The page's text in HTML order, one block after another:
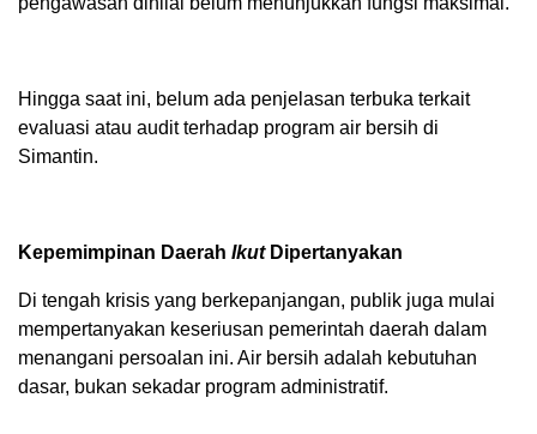
Hingga saat ini, belum ada penjelasan terbuka terkait
evaluasi atau audit terhadap program air bersih di
Simantin.
Kepemimpinan Daerah IkutDipertanyakan
Di tengah krisis yang berkepanjangan, publik juga mulai
mempertanyakan keseriusan pemerintah daerah dalam
menangani persoalan ini. Air bersih adalah kebutuhan
dasar, bukan sekadar program administratif.